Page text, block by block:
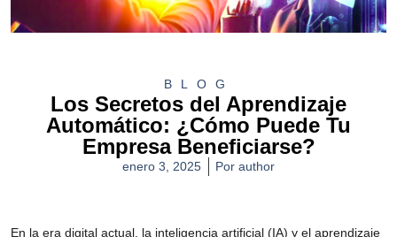
BLOG
Los Secretos del Aprendizaje
Automático: ¿Cómo Puede Tu
Empresa Beneficiarse?
enero 3, 2025 Por author
En la era digital actual, la inteligencia artificial (IA) y el aprendizaje